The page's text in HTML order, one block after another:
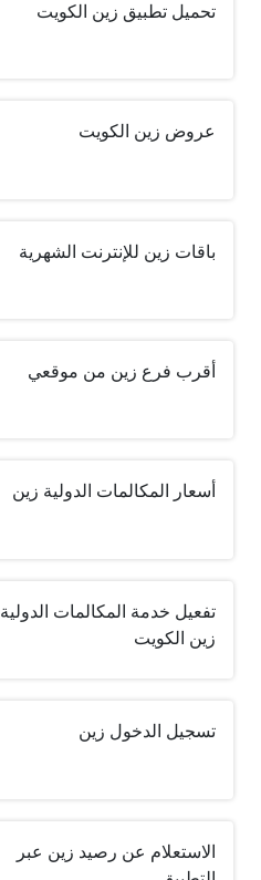
تحميل تطبيق زين الكويت
عروض زين الكويت
باقات زين للإنترنت الشهرية
أقرب فرع زين من موقعي
أسعار المكالمات الدولية زين
تفعيل خدمة المكالمات الدولية
زين الكويت
تسجيل الدخول زين
الاستعلام عن رصيد زين عبر